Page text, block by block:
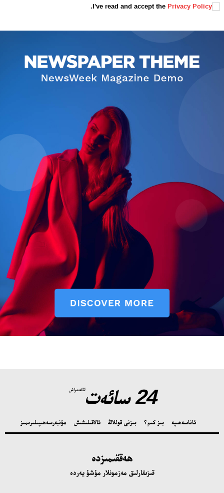
تور بېكىتىمىز
ئاناسەھىپە
بىز كىم؟
I've read and accept the Privacy Policy
.
24 سائەت ئالدىراش
ئاناسەھىپە بىز كىم؟ بىزنى قوللاڭ ئالاقىلىشىش مۇنبەرسەھىپىلىرىمىز
ھەققىمىزدە
قىزىقارلىق مەزمونلار مۇشۇ يەردە